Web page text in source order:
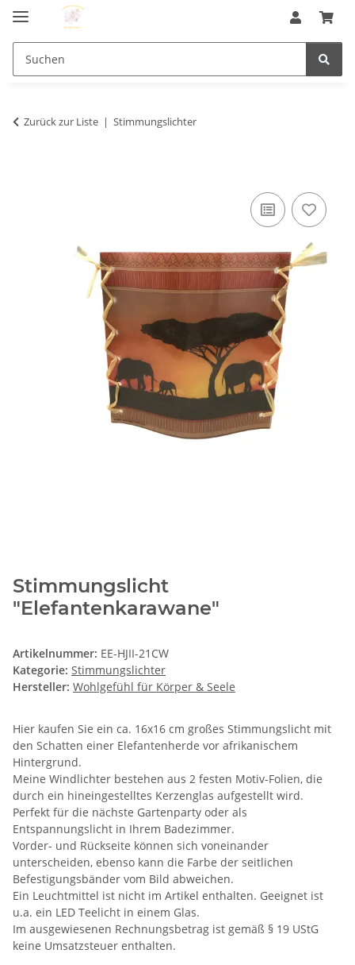
Zurück zur Liste Stimmungslichter
Stimmungslicht
"Elefantenkarawane"
Artikelnummer: EE-HJII-21CW
Kategorie: Stimmungslichter
Hersteller: Wohlgefühl für Körper & Seele
Hier kaufen Sie ein ca. 16x16 cm großes Stimmungslicht mit
den Schatten einer Elefantenherde vor afrikanischem
Hintergrund.
Meine Windlichter bestehen aus 2 festen Motiv-Folien, die
durch ein hineingestelltes Kerzenglas aufgestellt wird.
Perfekt für die nächste Gartenparty oder als
Entspannungslicht in Ihrem Badezimmer.
Vorder- und Rückseite können sich voneinander
unterscheiden, ebenso kann die Farbe der seitlichen
Befestigungsbänder vom Bild abweichen.
Ein Leuchtmittel ist nicht im Artikel enthalten. Geeignet ist
u.a. ein LED Teelicht in einem Glas.
Im ausgewiesenen Rechnungsbetrag ist gemäß § 19 UStG
keine Umsatzsteuer enthalten.